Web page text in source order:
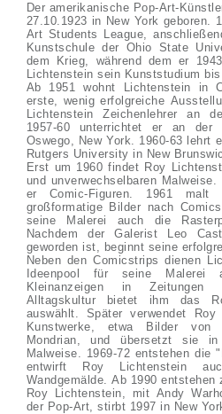
Der amerikanische Pop-Art-
27.10.1923 in New York geboren.
Art Students League,
Kunstschule der Ohio State
dem Krieg, während dem er
Lichtenstein sein Kunststudium
Ab 1951 wohnt Lichtenstein in
erste, wenig erfolgreiche
Lichtenstein Zeichenlehrer an
1957-60 unterrichtet er an
Oswego, New York. 1960-63 lehrt
Rutgers University in New
Erst um 1960 findet Roy
und unverwechselbaren
er Comic-Figuren. 1961 malt
großformatige Bilder nach
seine Malerei auch die
Nachdem der Galerist Leo
geworden ist, beginnt seine
Neben den Comicstrips dienen
Ideenpool für seine Malerei
Kleinanzeigen in
Alltagskultur bietet ihm das
auswählt. Später verwendet
Kunstwerke, etwa Bilder von
Mondrian, und übersetzt sie in
Malweise. 1969-72 entstehen die
entwirft Roy Lichtenstein
Wandgemälde. Ab 1990
Roy Lichtenstein, mit Andy
der Pop-Art, stirbt 1997 in New